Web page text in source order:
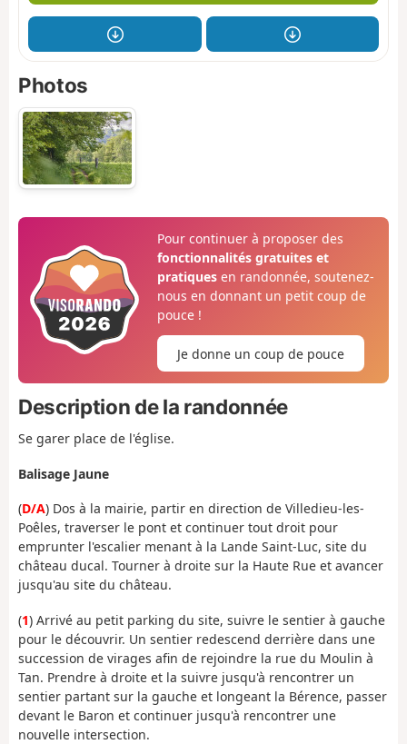
Photos
Pour continuer à proposer des
fonctionnalités gratuites et
pratiquesen randonnée, soutenez-
nous en donnant un petit coup de
pouce !
Je donne un coup de pouce
Description de la randonnée
Se garer place de l'église.
Balisage Jaune
(D/A) Dos à la mairie, partir en direction de Villedieu-les-
Poêles, traverser le pont et continuer tout droit pour
emprunter l'escalier menant à la Lande Saint-Luc, site du
château ducal. Tourner à droite sur la Haute Rue et avancer
jusqu'au site du château.
(1) Arrivé au petit parking du site, suivre le sentier à gauche
pour le découvrir. Un sentier redescend derrière dans une
succession de virages afin de rejoindre la rue du Moulin à
Tan. Prendre à droite et la suivre jusqu'à rencontrer un
sentier partant sur la gauche et longeant la Bérence, passer
devant le Baron et continuer jusqu'à rencontrer une
nouvelle intersection.